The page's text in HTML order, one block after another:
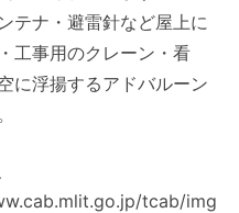
テナ・避雷針など屋上に
工事用のクレーン・看
に浮揚するアドバルーン
tcab/img